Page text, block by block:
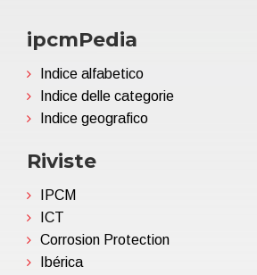
ipcmPedia
Indice alfabetico
Indice delle categorie
Indice geografico
Riviste
IPCM
ICT
Corrosion Protection
Ibérica